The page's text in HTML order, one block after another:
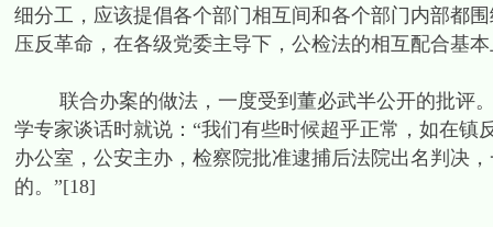
细分工，应该提倡各个部门相互间和各个部门内部都
压反革命，在各级党委主导下，公检法的相互配合基
联合办案的做法，一度受到董必武半公开的批评。
学专家谈话时就说：“我们有些时候超乎正常，如在
办公室，公安主办，检察院批准逮捕后法院出名判决
的。”[18]